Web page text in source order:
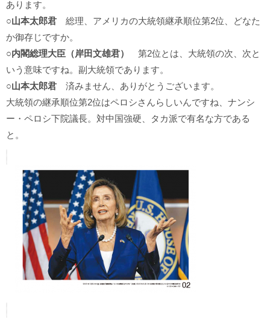
あります。
○山本太郎君 総理、アメリカの大統領継承順位第2位、どなた
か御存じですか。
○内閣総理大臣（岸田文雄君）
第2位とは、大統領の次、次と
いう意味ですね。副大統領であります。
○山本太郎君 済みません、ありがとうございます。
大統領の継承順位第2位はペロシさんらしいんですね、ナンシ
ー・ペロシ下院議長。対中国強硬、タカ派で有名な方である
と。